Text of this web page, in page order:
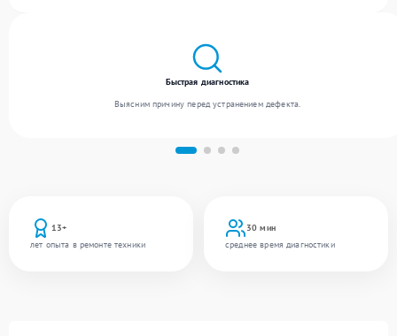
13+
лет опыта в ремонте техники
30 мин
среднее время диагностики
Быстрая диагностика
Выясним причину перед устранением дефекта.